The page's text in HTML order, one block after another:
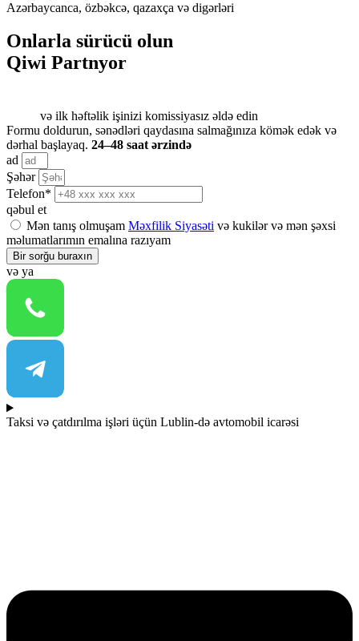
Azərbaycanca, özbəkcə, qazaxça və digərləri
Onlarla sürücü olun
Qiwi Partnyor
və ilk həftəlik işinizi komissiyasız əldə edin
Formu doldurun, sənədləri qaydasına salmağınıza kömək edək və
dərhal başlayaq. 24–48 saat ərzində
ad
Şəhər
Telefon*
qəbul et
Mən tanış olmuşam Məxfilik Siyasəti və kukilər və mən şəxsi
məlumatlarımın emalına razıyam
Bir sorğu buraxın
və ya
Taksi və çatdırılma işləri üçün Lublin-də avtomobil icarəsi